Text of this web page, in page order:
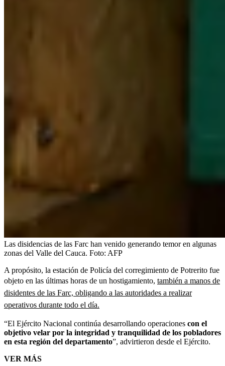
Las disidencias de las Farc han venido generando temor en algunas
zonas del Valle del Cauca. Foto: AFP
A propósito, la estación de Policía del corregimiento de Potrerito fue
objeto en las últimas horas de un hostigamiento, también a manos de
disidentes de las Farc, obligando a las autoridades a realizar
operativos durante todo el día.
“El Ejército Nacional continúa desarrollando operaciones con el
objetivo velar por la integridad y tranquilidad de los pobladores
en esta región del departamento”, advirtieron desde el Ejército.
VER MÁS